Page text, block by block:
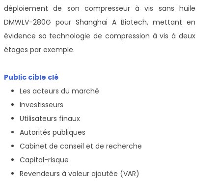
déploiement de son compresseur à vis sans huile
DMWLV-280G pour Shanghai A Biotech, mettant en
évidence sa technologie de compression à vis à deux
étages par exemple.
Public cible clé
Les acteurs du marché
Investisseurs
Utilisateurs finaux
Autorités publiques
Cabinet de conseil et de recherche
Capital-risque
Revendeurs à valeur ajoutée (VAR)